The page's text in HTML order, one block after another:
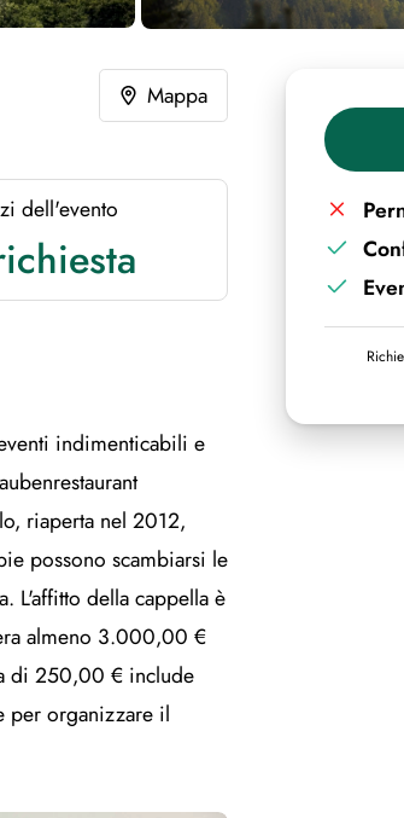
Mappa
dell'evento
indimenticabili e
riaperta nel 2012,
possono scambiarsi le
L'affitto della cappella è
almeno 3.000,00 €
di 250,00 € include
per organizzare il